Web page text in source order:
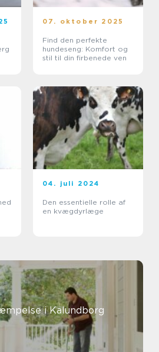
07. oktober 2025
Find den perfekte
hundeseng: Komfort og
stil til din firbenede ven
04. juli 2024
Den essentielle rolle af
en kvægdyrlæge
i Kalundborg